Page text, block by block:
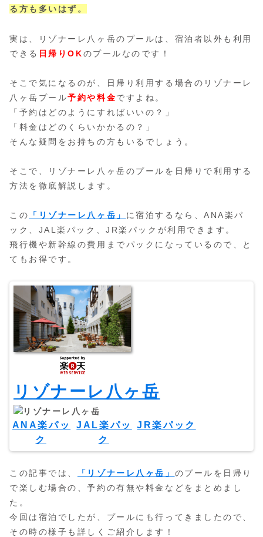
る方も多いはず。
実は、リゾナーレ八ヶ岳のプールは、宿泊者以外も利用
できる 日帰りOKのプールなのです！
そこで気になるのが、日帰り利用する場合のリゾナーレ
八ヶ岳プール予約や料金ですよね。
「予約はどのようにすればいいの？」
「料金はどのくらいかかるの？」
そんな疑問をお持ちの方もいるでしょう。
そこで、リゾナーレ八ヶ岳のプールを日帰りで利用する
方法を徹底解説します。
この 「リゾナーレ八ヶ岳」 に宿泊するなら、ANA楽パ
ック、JAL楽パック、JR楽パックが利用できます。
飛行機や新幹線の費用までパックになっているので、と
てもお得です。
リゾナーレ八ヶ岳
ANA楽パッ
ク
JAL楽パッ
ク
JR楽パック
この記事では、 「リゾナーレ八ヶ岳」 のプールを日帰り
で楽しむ場合の、予約の有無や料金などをまとめまし
た。
今回は宿泊でしたが、プールにも行ってきましたので、
その時の様子も詳しくご紹介します！